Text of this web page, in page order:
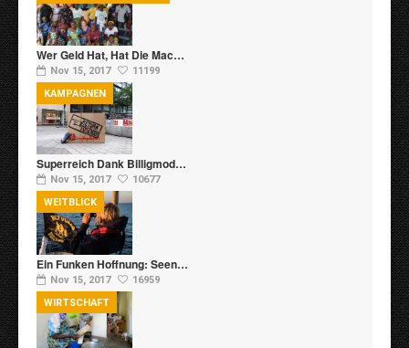
Wer Geld Hat, Hat Die Mac…
Nov 15, 2017 11199
Superreich Dank Billigmod…
Nov 15, 2017 10677
KAMPAGNEN
Ein Funken Hoffnung: Seen…
Nov 15, 2017 16959
WEITBLICK
WIRTSCHAFT